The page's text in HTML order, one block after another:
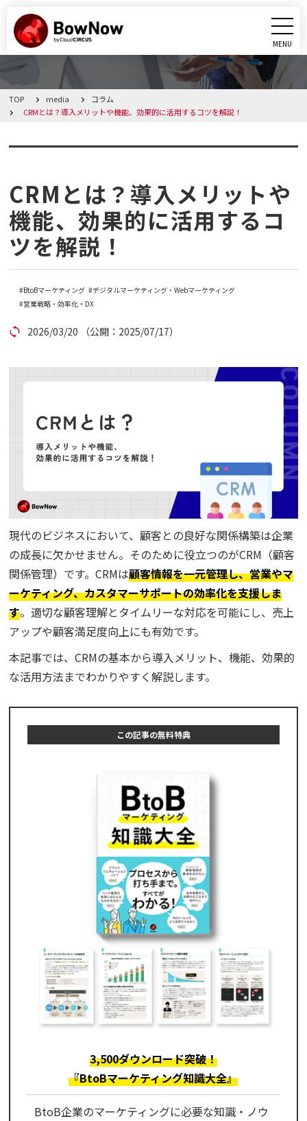
MENU
CLOSE
BowNowとは
課題別活用シーン
機能
料金・プラン
導入事例
メディア
コラム
セミナー
代理店の方はこちら
マニュアルサイト
TOP media
コラム
CRMとは？導入メリットや機能、効果的に活用するコツを解説！
コラム
CRMとは？導入メリットや
機能、効果的に活用するコ
ツを解説！
BtoBマーケティング
デジタルマーケティング・Webマーケティング
営業戦略・効率化・DX
2026/03/20 （公開：2025/07/17）
現代のビジネスにおいて、顧客との良好な関係構築は企業
の成長に欠かせません。そのために役立つのがCRM（顧客
関係管理）です。CRMは顧客情報を一元管理し、営業やマ
ーケティング、カスタマーサポートの効率化を支援しま
す。適切な顧客理解とタイムリーな対応を可能にし、売上
アップや顧客満足度向上にも有効です。
本記事では、CRMの基本から導入メリット、機能、効果的
な活用方法までわかりやすく解説します。
この記事の無料特典
3,500ダウンロード突破！
『BtoBマーケティング知識大全』
BtoB企業のマーケティングに必要な知識・ノウ